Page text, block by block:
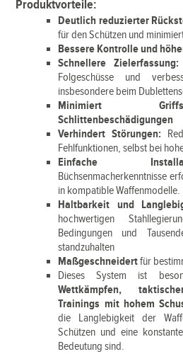
Produktvorteile:
Deutlich reduzierter
für den Schützen und
Bessere Kontrolle und
Schnellere Zielerfassung:
Folgeschüsse und
insbesondere beim
Minimiert
Schlittenbeschädigungen
Verhindert Störungen:
Fehlfunktionen, selbst bei
Einfache
Büchsenmacherkenntnisse
in kompatible Waffenmodelle.
Haltbarkeit und
hochwertigen
Bedingungen und
standzuhalten
Maßgeschneidertfür
Dieses System ist
Wettkämpfen,
Trainings mit hohem
die Langlebigkeit der
Schützen und eine
Bedeutung sind.